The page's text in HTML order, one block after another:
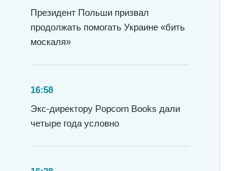
Президент Польши призвал
продолжать помогать Украине «бить
москаля»
16:58
Экс-директору Popcorn Books дали
четыре года условно